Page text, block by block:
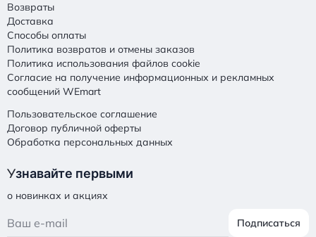
Возвраты
Доставка
Способы оплаты
Политика возвратов и отмены заказов
Политика использования файлов cookie
Согласие на получение информационных и рекламных
сообщений WEmart
Пользовательское соглашение
Договор публичной оферты
Обработка персональных данных
Узнавайте первыми
о новинках и акциях
Подписаться